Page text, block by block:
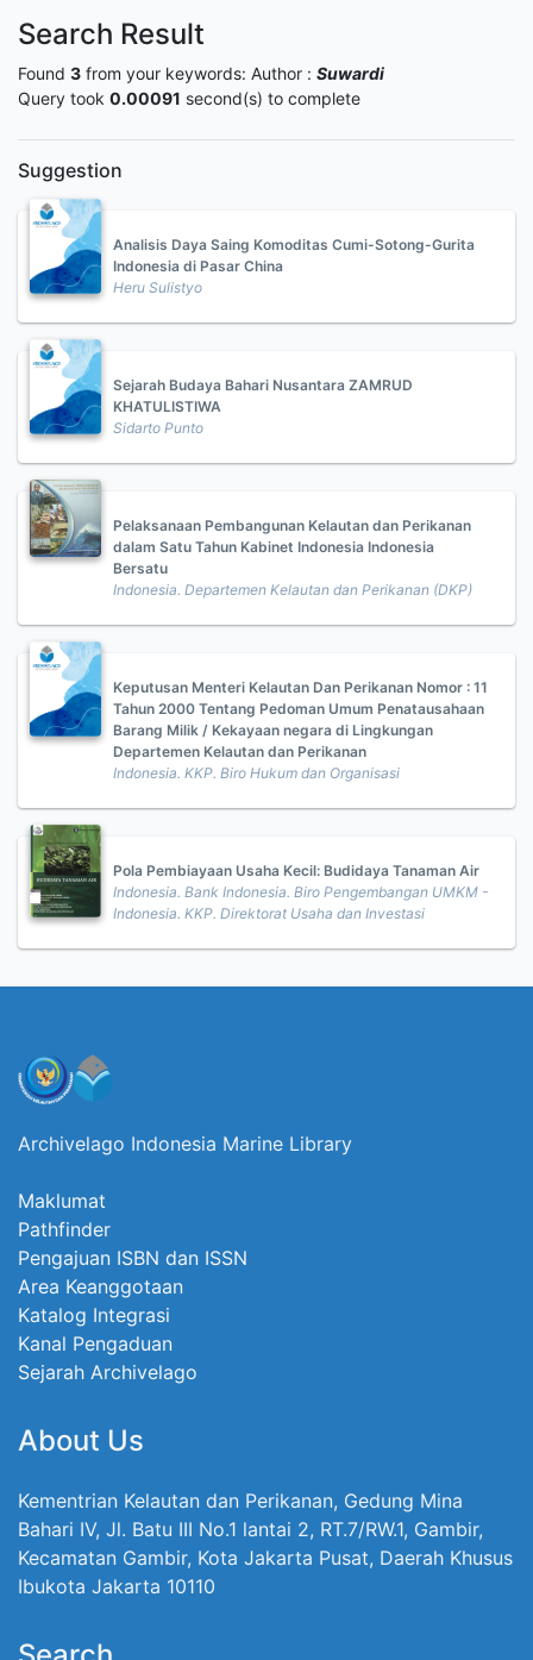
Search Result
Found 3 from your keywords: Author : Suwardi
Query took 0.00091 second(s) to complete
Suggestion
Analisis Daya Saing Komoditas Cumi-Sotong-Gurita
Indonesia di Pasar China
Heru Sulistyo
Sejarah Budaya Bahari Nusantara ZAMRUD
KHATULISTIWA
Sidarto Punto
Pelaksanaan Pembangunan Kelautan dan Perikanan
dalam Satu Tahun Kabinet Indonesia Indonesia
Bersatu
Indonesia. Departemen Kelautan dan Perikanan (DKP)
Keputusan Menteri Kelautan Dan Perikanan Nomor : 11
Tahun 2000 Tentang Pedoman Umum Penatausahaan
Barang Milik / Kekayaan negara di Lingkungan
Departemen Kelautan dan Perikanan
Indonesia. KKP. Biro Hukum dan Organisasi
Pola Pembiayaan Usaha Kecil: Budidaya Tanaman Air
Indonesia. Bank Indonesia. Biro Pengembangan UMKM -
Indonesia. KKP. Direktorat Usaha dan Investasi
Archivelago Indonesia Marine Library
Maklumat
Pathfinder
Pengajuan ISBN dan ISSN
Area Keanggotaan
Katalog Integrasi
Kanal Pengaduan
Sejarah Archivelago
About Us
Kementrian Kelautan dan Perikanan, Gedung Mina
Bahari IV, Jl. Batu III No.1 lantai 2, RT.7/RW.1, Gambir,
Kecamatan Gambir, Kota Jakarta Pusat, Daerah Khusus
Ibukota Jakarta 10110